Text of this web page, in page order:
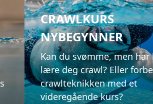
Crawlkurs
og -prøve